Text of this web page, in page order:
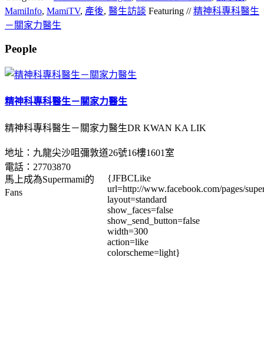
MamiInfo, MamiTV, 產後, 醫生訪談 Featuring //精神科專科醫生
－關家力醫生
People
精神科專科醫生－關家力醫生
精神科專科醫生－關家力醫生DR KWAN KA LIK
地址：九龍尖沙咀彌敦道26號16樓1601室
電話：27703870
馬上成為Supermami的
Fans
{JFBCLike
url=http://www.facebook.com/pages/
layout=standard
show_faces=false
show_send_button=false
width=300
action=like
colorscheme=light}